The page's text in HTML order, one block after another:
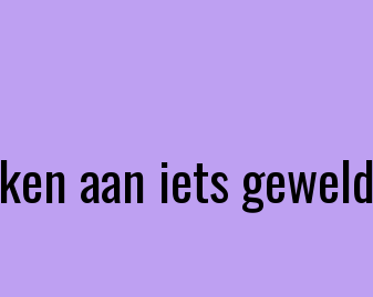
aan iets